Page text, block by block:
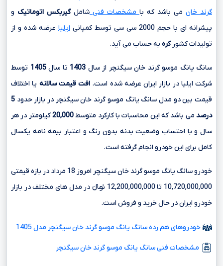
گرند خان می باشد که با مشخصات فنی شاملگیربکس اتوماتیک و
پیشرانه ای با حجم 2000 سی سی توسط کمپانی ایلیا عرضه شده و از
تولیدات کشورکره به حساب می آید.
سانگ یانگ موسو گرند خان سیگنچر از سال 1403 تا سال1405 توسط
شرکت ایلیا در بازار ایران عرضه شده است. افت قیمت سالانه یا اختلاف
قیمت بین دو مدل سانگ یانگ موسو گرند خان سیگنچر در بازار حدود 5
درصد می باشد که این محاسبات با کارکرد متوسط20,000کیلومتر در هر
سال و با احتساب وضعیت بدنه بدون رنگ و اعتبار بیمه نامه یکسال
کامل برای این خودرو انجام گرفته است.
خودرو سانگ یانگ موسو گرند خان سیگنچر امروز 18 مرداد در بازه قیمتی
10,720,000,000 تا 12,200,000,000 تومانءءء در مدل های مختلف در بازار
خودرو ایران در حال خرید و فروش است.
خودروهای هم رده سانگ یانگ موسو گرند خان سیگنچر مدل 1405
مشخصات فنی سانگ یانگ موسو گرند خان سیگنچر